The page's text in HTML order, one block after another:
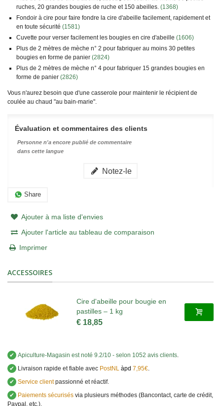
ruches, 20 grandes bougies de ruche et 150 abeilles. (1368)
Fondoir à cire pour faire fondre la cire d'abeille facilement, rapidement et
en toute sécurité (1581)
Cuvette pour verser facilement les bougies en cire d'abeille (1606)
Plus de 2 mètres de mèche n° 2 pour fabriquer au moins 30 petites
bougies en forme de panier (2824)
Plus de 2 mètres de mèche n° 4 pour fabriquer 15 grandes bougies en
forme de panier (2826)
Vous n'aurez besoin que d'une casserole pour maintenir le récipient de
coulée au chaud "au bain-marie".
Évaluation et commentaires des clients
Personne n'a encore publié de commentaire
dans cette langue
Notez-le
Share
Ajouter à ma liste d'envies
Ajouter l'article au tableau de comparaison
Imprimer
ACCESSOIRES
Cire d'abeille pour bougie en
pastilles – 1 kg
€ 18,85
✔ Apiculture-Magasin est noté 9.2/10 - selon 1052 avis clients
✔
Livraison rapide et fiable avec PostNL àpd 7,95€
✔ Service clientpassionné et réactif.
✔
Paiements sécurisés via plusieurs méthodes (Bancontact, carte de crédit,
Paypal, etc.).